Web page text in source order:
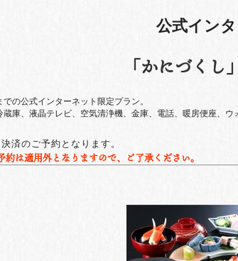
公式イン
「かにづく
での公式インターネット限定プラン。
蔵庫、液晶テレビ、空気清浄機、金庫、電話、暖房便座、
済のご予約となります。
は適用外となりますので、ご了承ください。